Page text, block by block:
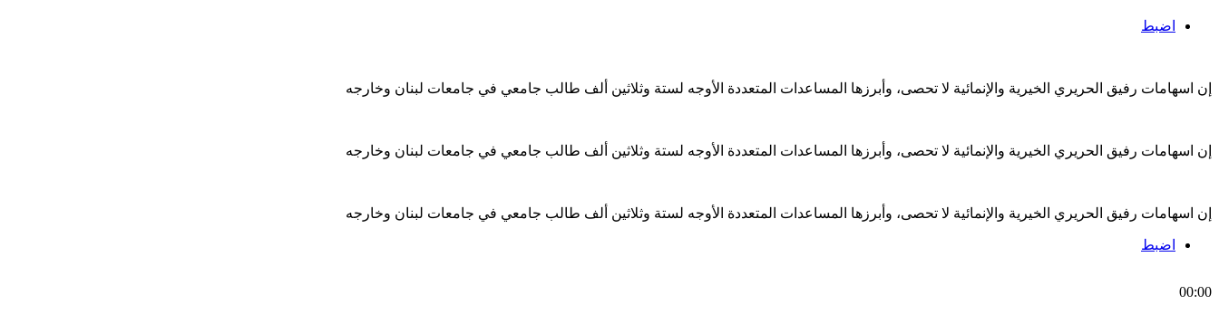
اضبط
إن اسهامات رفيق الحريري الخيرية والإنمائية لا تحصى، وأبرزها المساعدات المتعددة الأوجه لستة وثلاثين ألف طالب جامعي في جامعات لبنان وخارجه
إن اسهامات رفيق الحريري الخيرية والإنمائية لا تحصى، وأبرزها المساعدات المتعددة الأوجه لستة وثلاثين ألف طالب جامعي في جامعات لبنان وخارجه
إن اسهامات رفيق الحريري الخيرية والإنمائية لا تحصى، وأبرزها المساعدات المتعددة الأوجه لستة وثلاثين ألف طالب جامعي في جامعات لبنان وخارجه
اضبط
00:00